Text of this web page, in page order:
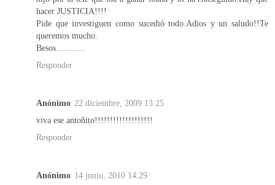
hacer JUSTICIA!!!!
Pide que investiguen como sucedió todo.Adios y un saludo!!Te
queremos mucho.
Besos............
Responder
Anónimo 22 diciembre, 2009 13:25
viva ese antoñito!!!!!!!!!!!!!!!!!!!
Responder
Anónimo 14 junio, 2010 14:29